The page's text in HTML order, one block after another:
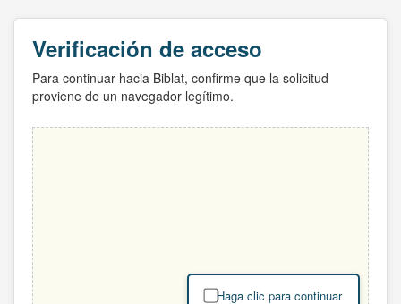
Verificación de acceso
Para continuar hacia Biblat, confirme que la solicitud
proviene de un navegador legítimo.
Haga clic para continuar